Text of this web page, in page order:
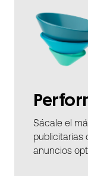
Sácale el
publicitarias
anuncios